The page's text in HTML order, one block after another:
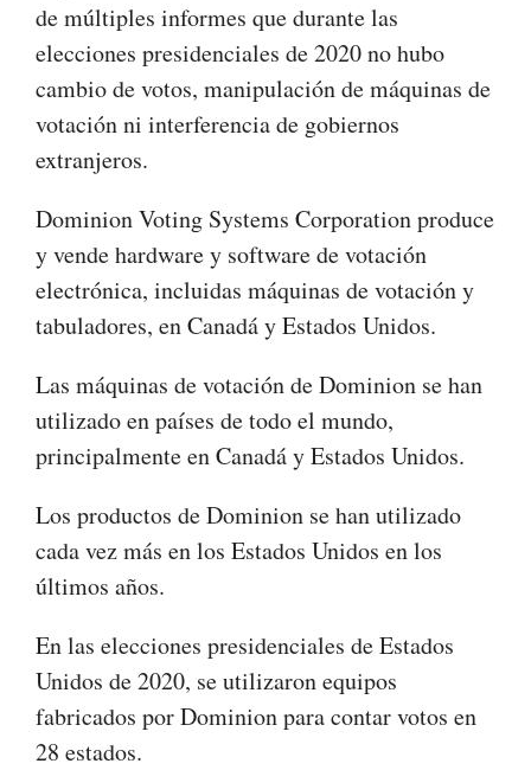
de múltiples informes que durante las
elecciones presidenciales de 2020 no hubo
cambio de votos, manipulación de máquinas de
votación ni interferencia de gobiernos
extranjeros.
Dominion Voting Systems Corporation produce
y vende hardware y software de votación
electrónica, incluidas máquinas de votación y
tabuladores, en Canadá y Estados Unidos.
Las máquinas de votación de Dominion se han
utilizado en países de todo el mundo,
principalmente en Canadá y Estados Unidos.
Los productos de Dominion se han utilizado
cada vez más en los Estados Unidos en los
últimos años.
En las elecciones presidenciales de Estados
Unidos de 2020, se utilizaron equipos
fabricados por Dominion para contar votos en
28 estados.